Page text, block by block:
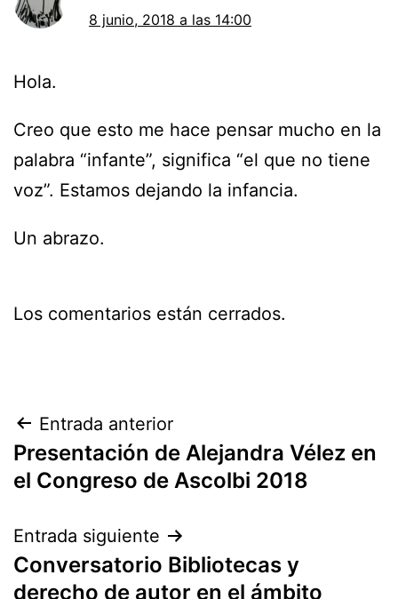
8 junio, 2018 a las 14:00
Hola.
Creo que esto me hace pensar mucho en la
palabra “infante”, significa “el que no tiene
voz”. Estamos dejando la infancia.
Un abrazo.
Los comentarios están cerrados.
Navegación
de
Entrada anterior
Presentación de Alejandra Vélez en
el Congreso de Ascolbi 2018
Entrada siguiente
Conversatorio Bibliotecas y
derecho de autor en el ámbito